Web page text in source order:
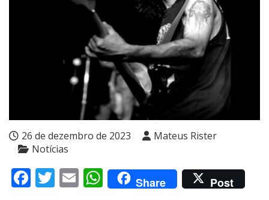
26 de dezembro de 2023
Mateus Rister
Notícias
Facebook
Twitter
EmailWhatsApp
Share Post